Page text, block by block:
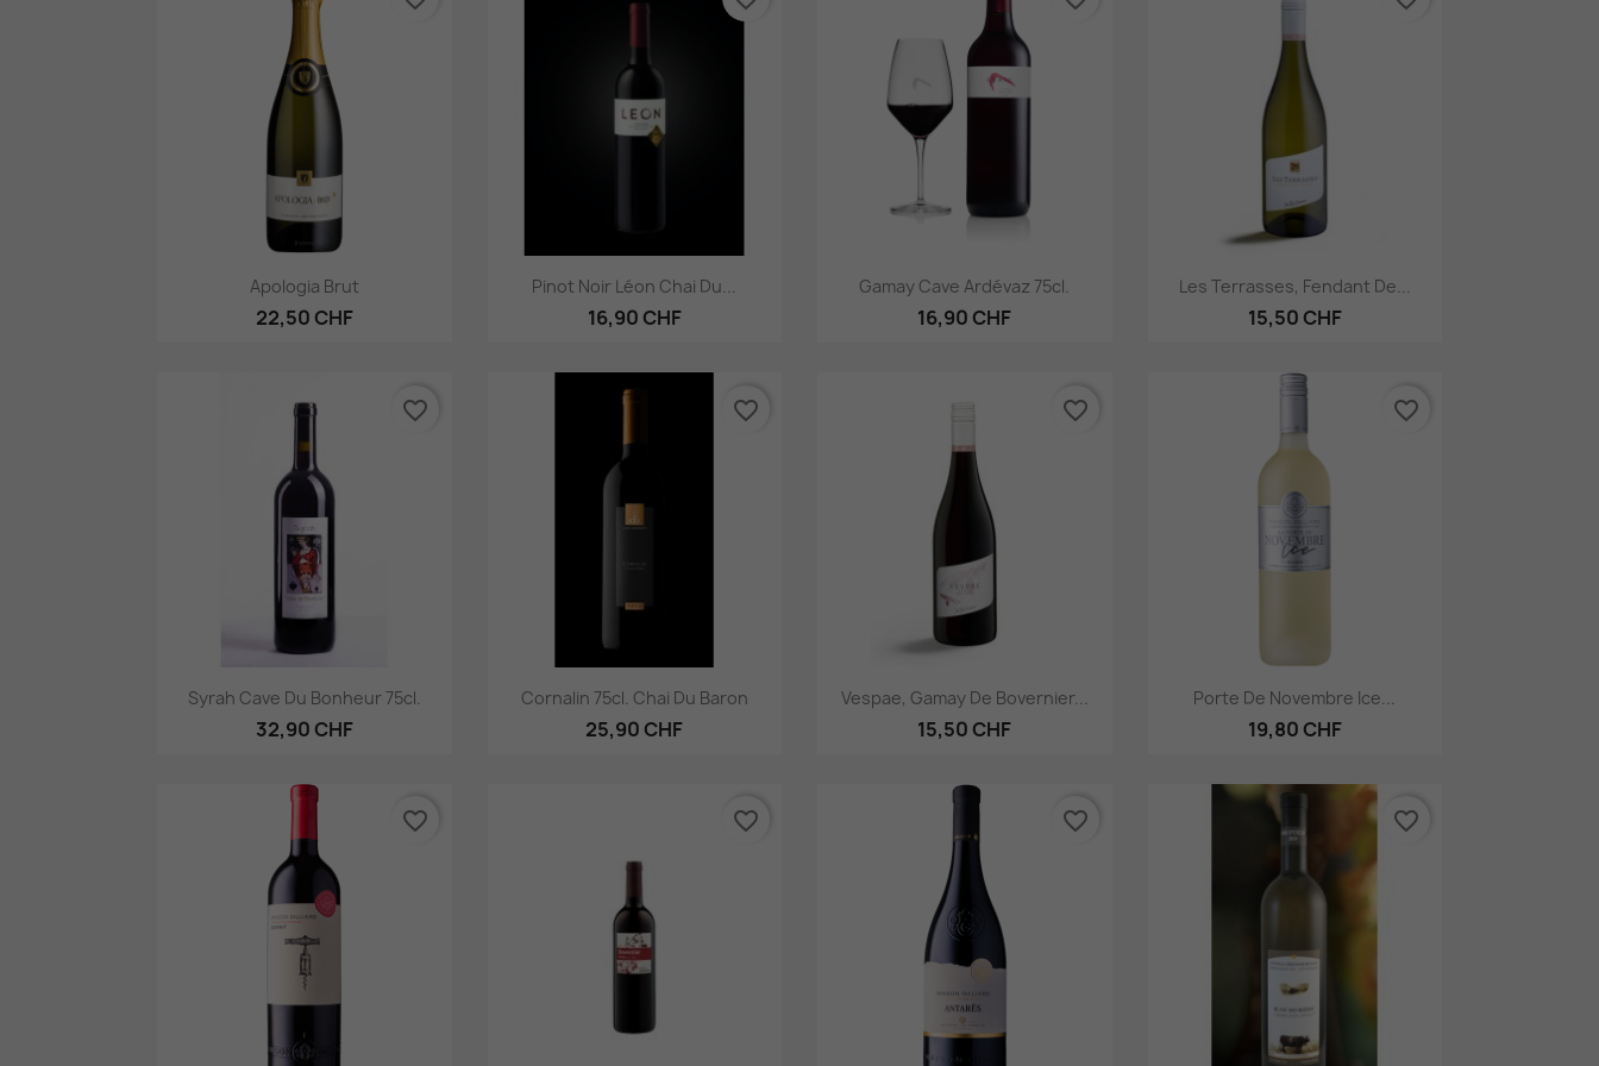
Aperçu rapide
Apologia Brut
22,50 CHF
Aperçu rapide
Pinot Noir Léon Chai Du...
16,90 CHF
Aperçu rapide
Gamay Cave Ardévaz 75cl.
16,90 CHF
Aperçu rapide
Les Terrasses, Fendant De...
15,50 CHF
Aperçu rapide
Syrah Cave Du Bonheur 75cl.
32,90 CHF
favorite_border
Aperçu rapide
Cornalin 75cl. Chai Du Baron
25,90 CHF
favorite_border
Aperçu rapide
Vespae, Gamay De Bovernier...
15,50 CHF
favorite_border
 Aperçu rapide
Porte De Novembre Ice...
19,80 CHF
favorite_border
favorite_border favorite_border favorite_border favorite_border